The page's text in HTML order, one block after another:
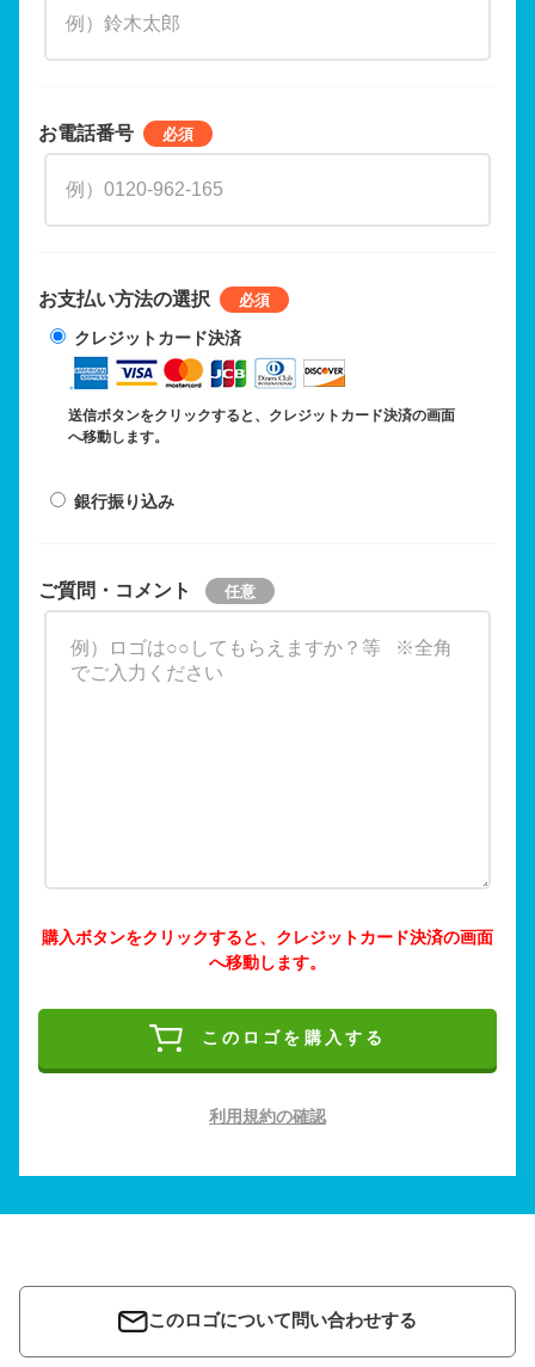
お電話番号
お支払い方法の選択
クレジットカード決済
送信ボタンをクリックすると、クレジットカード決済の画面
へ移動します。
銀行振り込み
ご質問・コメント
購入ボタンをクリックすると、クレジットカード決済の画面
へ移動します。
このロゴを購入する
利用規約の確認
このロゴについて問い合わせする